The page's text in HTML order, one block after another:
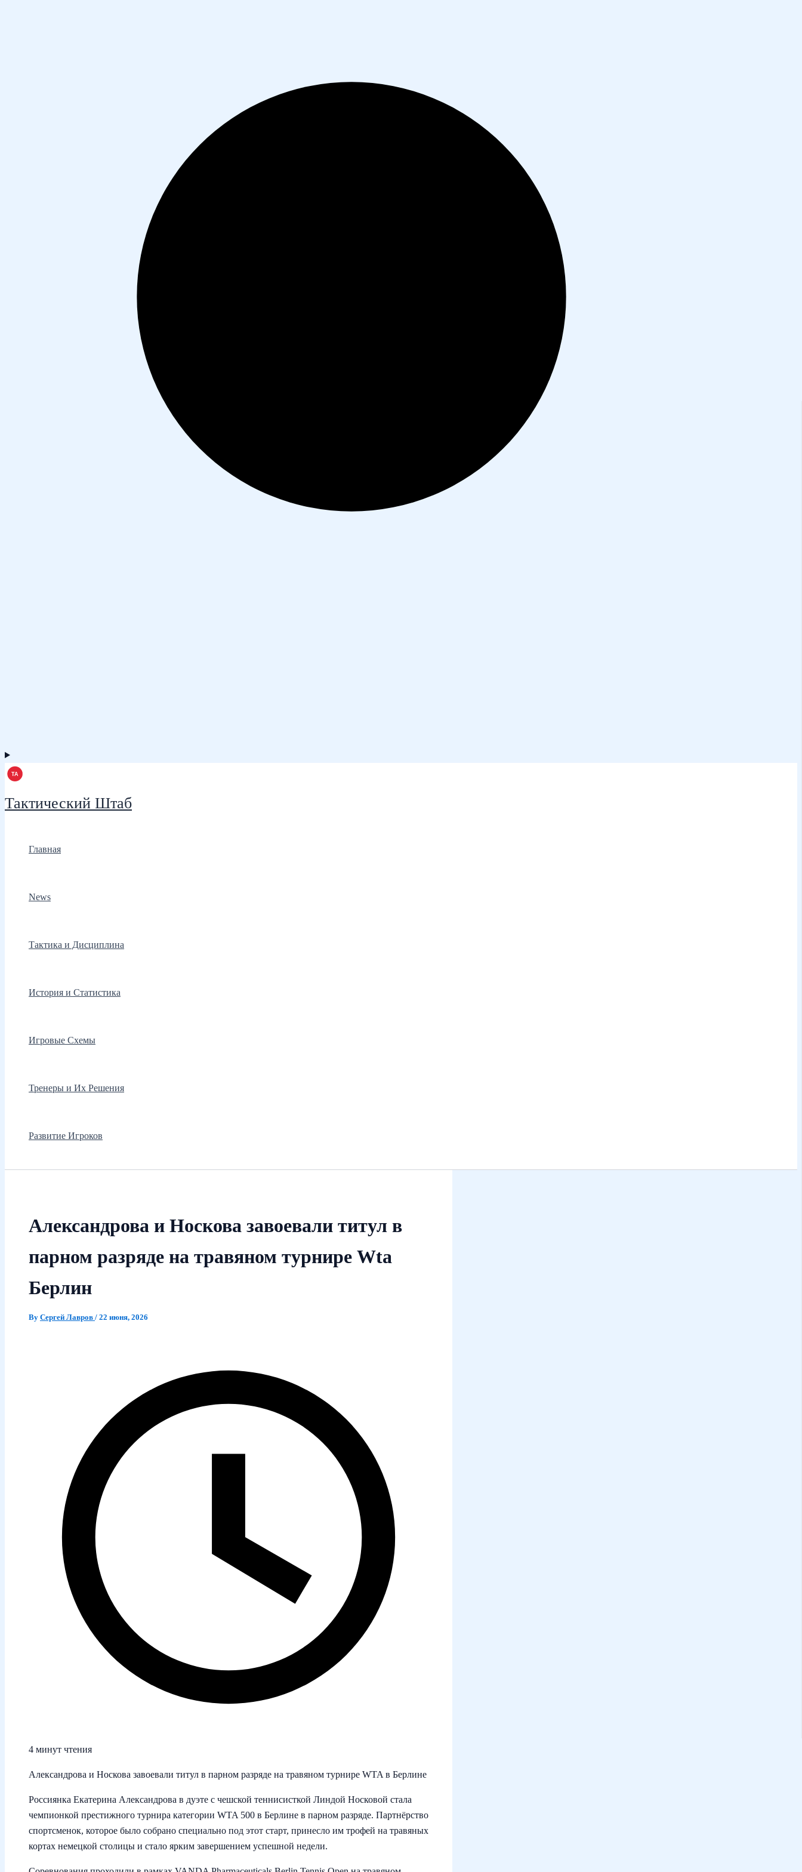
Тактический Штаб
Главная
News
Тактика и Дисциплина
История и Статистика
Игровые Схемы
Тренеры и Их Решения
Развитие Игроков
Александрова и Носкова завоевали титул в
парном разряде на травяном турнире Wta
Берлин
By Сергей Лавров / 22 июня, 2026
4 минут чтения
Александрова и Носкова завоевали титул в парном разряде на травяном турнире WTA в Берлине
Россиянка Екатерина Александрова в дуэте с чешской теннисисткой Линдой Носковой стала
чемпионкой престижного турнира категории WTA 500 в Берлине в парном разряде. Партнёрство
спортсменок, которое было собрано специально под этот старт, принесло им трофей на травяных
кортах немецкой столицы и стало ярким завершением успешной недели.